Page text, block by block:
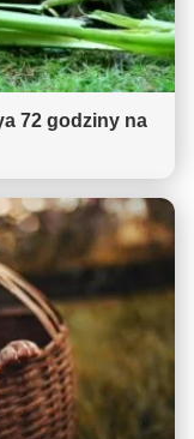
72 godziny na